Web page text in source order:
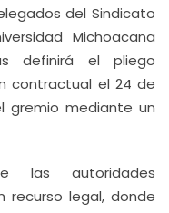
del Sindicato
Michoacana
definirá el pliego
contractual el 24 de
gremio mediante un
las autoridades
recurso legal, donde